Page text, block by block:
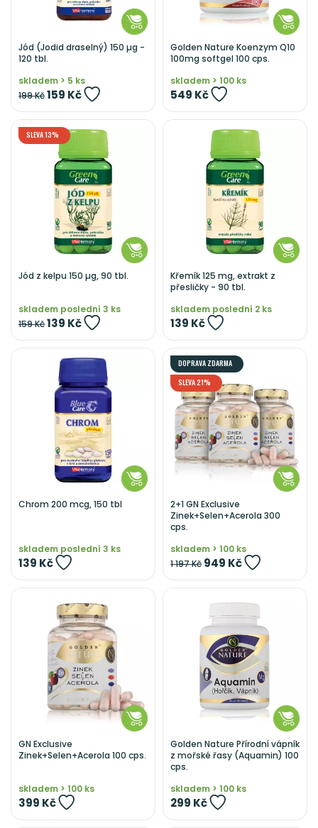
Jód (Jodid draselný) 150 µg -
120 tbl.
skladem > 5 ks
199 Kč159 Kč
Golden Nature Koenzym Q10
100mg softgel 100 cps.
skladem > 100 ks
549 Kč
SLEVA 13%
Jód z kelpu 150 µg, 90 tbl.
skladem poslední 3 ks
159 Kč139 Kč
Křemík 125 mg, extrakt z
přesličky - 90 tbl.
skladem poslední 2 ks
139 Kč
Chrom 200 mcg, 150 tbl
skladem poslední 3 ks
139 Kč
DOPRAVA ZDARMA
SLEVA 21%
2+1 GN Exclusive
Zinek+Selen+Acerola 300
cps.
skladem > 100 ks
1 197 Kč 949 Kč
GN Exclusive
Zinek+Selen+Acerola 100 cps.
skladem > 100 ks
399 Kč
Golden Nature Přírodní vápník
z mořské řasy (Aquamin) 100
cps.
skladem > 100 ks
299 Kč